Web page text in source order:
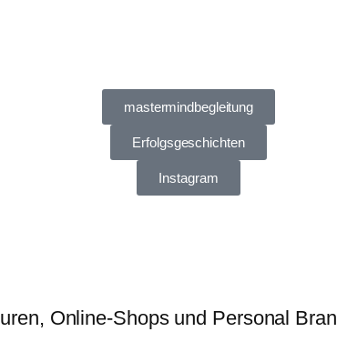
mastermindbegleitung
Erfolgsgeschichten
Instagram
Online-Shops und Personal